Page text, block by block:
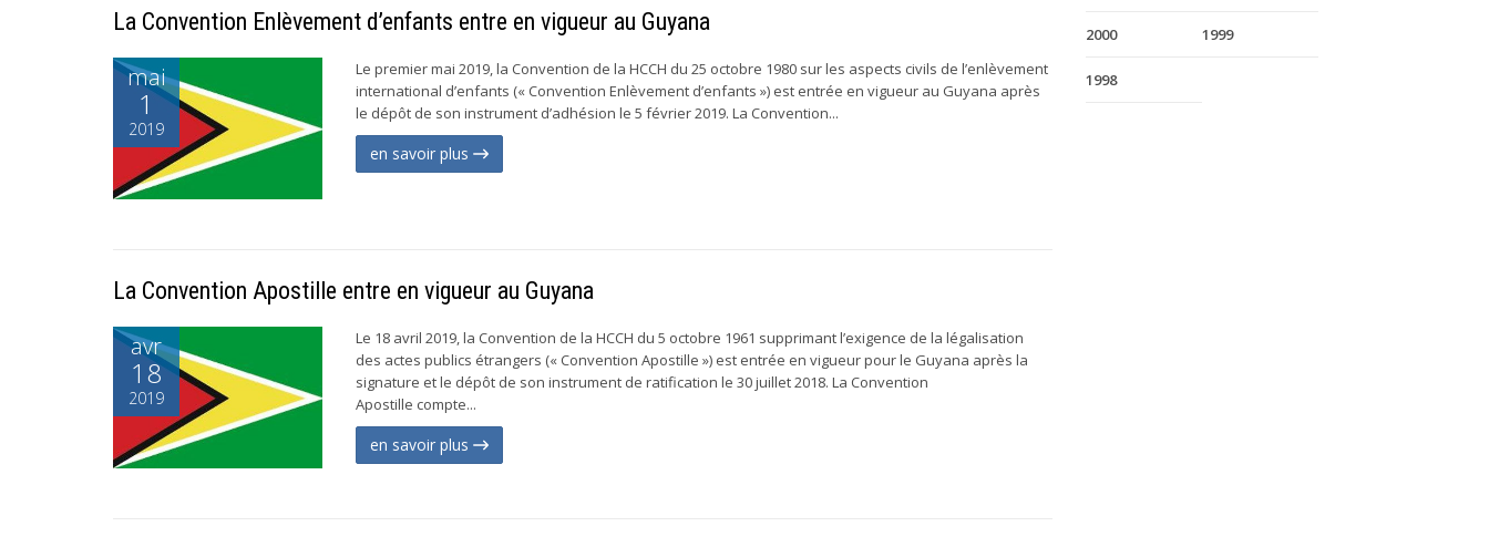
La Convention Enlèvement d’enfants entre en vigueur au Guyana
mai
1
2019
Le premier mai 2019, la Convention de la HCCH du 25 octobre 1980 sur les aspects civils de l’enlèvement
international d’enfants (« Convention Enlèvement d’enfants ») est entrée en vigueur au Guyana après
le dépôt de son instrument d’adhésion le 5 février 2019. La Convention...
en savoir plus
La Convention Apostille entre en vigueur au Guyana
avr
18
2019
Le 18 avril 2019, la Convention de la HCCH du 5 octobre 1961 supprimant l’exigence de la légalisation
des actes publics étrangers (« Convention Apostille ») est entrée en vigueur pour le Guyana après la
signature et le dépôt de son instrument de ratification le 30 juillet 2018. La Convention
Apostille compte...
en savoir plus
2000 1999
1998